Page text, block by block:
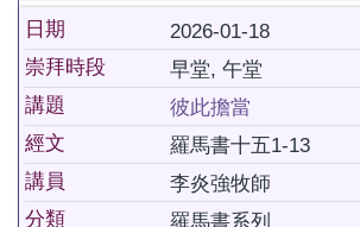
日期
2026-01-18
崇拜時段
早堂, 午堂
講題
彼此擔當
經文
羅馬書十五1-13
講員
李炎強牧師
分類
羅馬書系列